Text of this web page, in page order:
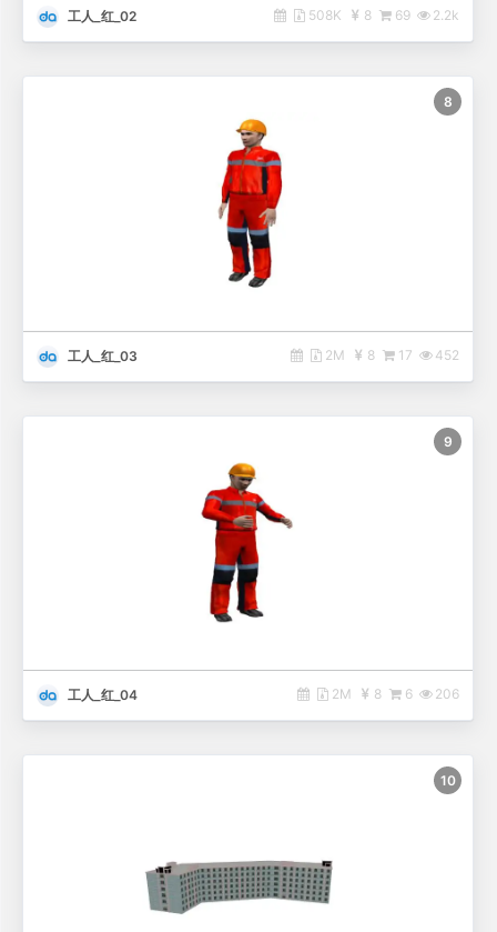
工人_红_02 508K 8 69 2.2k
8
工人_红_03 2M 8 17 452
9
工人_红_04 2M 8 6 206
10